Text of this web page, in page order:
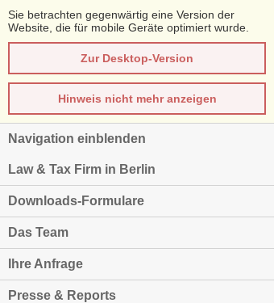
Sie betrachten gegenwärtig eine Version der
Website, die für mobile Geräte optimiert wurde.
Zur Desktop-Version
Hinweis nicht mehr anzeigen
Navigation einblenden
Law & Tax Firm in Berlin
Downloads-Formulare
Das Team
Ihre Anfrage
Presse & Reports